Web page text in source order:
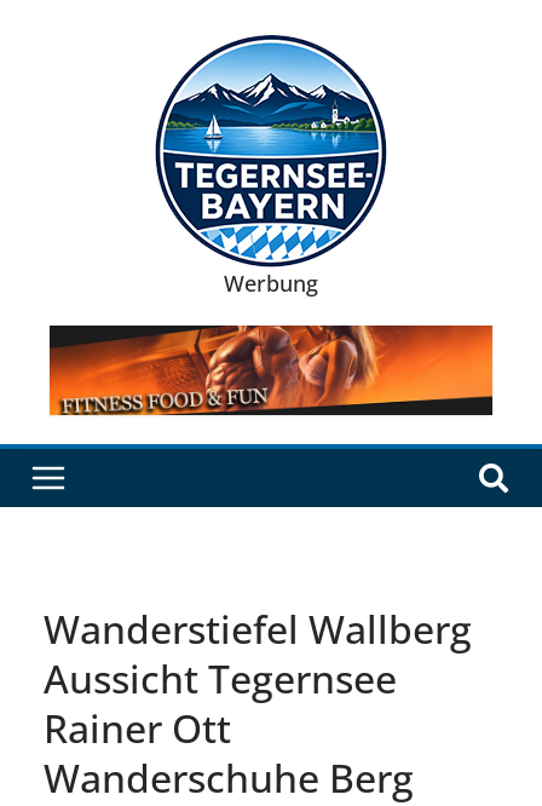
Werbung
Wanderstiefel Wallberg
Aussicht Tegernsee
Rainer Ott
Wanderschuhe Berg